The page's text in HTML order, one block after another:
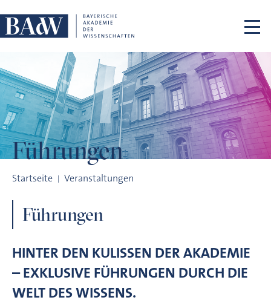
Führungen
Startseite Veranstaltungen
Führungen
HINTER DEN KULISSEN DER AKADEMIE
– EXKLUSIVE FÜHRUNGEN DURCH DIE
WELT DES WISSENS.